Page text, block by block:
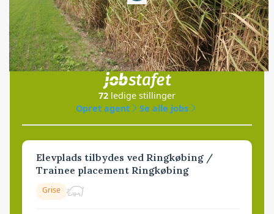
Jobs
i samarbejde med
72 ledige stillinger
Opret agent
Se alle jobs
Elevplads tilbydes ved Ringkøbing /
Trainee placement Ringkøbing
Grise